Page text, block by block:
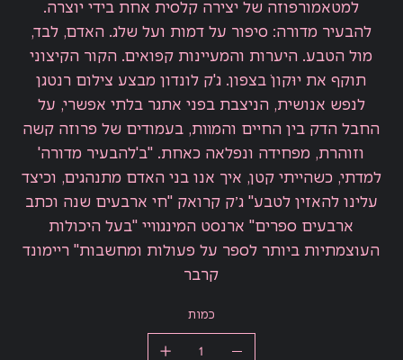
למטאמורפוזה של יצירה קלסית אחת בידי יוצרה.
להבעיר מדורה: סיפור על דמות ועל שלג. האדם, לבד,
מול הטבע. היערות והמעיינות קפואים. הקור הקיצוני
תוקף את יוּקוןֹ בצפון. ג'ק לונדון מבצע צילום רנטגן
לנפש אנושית, הניצבת בפני אתגר בלתי אפשרי, על
החבל הדק בין החיים והמוות, בעמודים של פרוזה קשה
וזוהרת, מפחידה ונפלאה כאחת. "ב'להבעיר מדורה'
למדתי, כשהייתי קטן, איך אנו בני האדם מתנהגים, וכיצד
עלינו להאזין לטבע" ג׳ק קרואק "חי ארבעים שנה וכתב
ארבעים ספרים" ארנסט המינגוויי "בעל היכולות
העוצמתיות ביותר לספר על פעולות ומחשבות" ריימונד
קרבר
כמות